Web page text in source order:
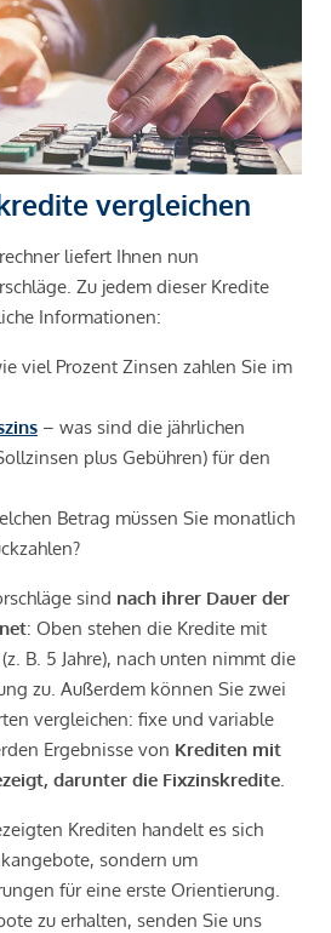
vergleichen
liefert Ihnen nun
Zu jedem dieser Kredite
Informationen:
viel Prozent Zinsen zahlen Sie im
– was sind die jährlichen
plus Gebühren) für den
Betrag müssen Sie monatlich
sind nach ihrer Dauer der
: Oben stehen die Kredite mit
B. 5 Jahre), nach unten nimmt die
zu. Außerdem können Sie zwei
vergleichen: fixe und variable
Ergebnisse von Krediten mit
darunter die Fixzinskredite
Krediten handelt es sich
sondern um
für eine erste Orientierung.
zu erhalten, senden Sie uns